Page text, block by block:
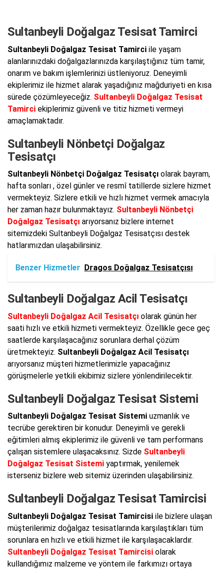
Sultanbeyli Doğalgaz Tesisat Tamirci
Sultanbeyli Doğalgaz Tesisat Tamirci ile yaşam
alanlarınızdaki doğalgazlarınızda karşılaştığınız tüm tamir,
onarım ve bakım işlemlerinizi üstleniyoruz. Deneyimli
ekiplerimiz ile hizmet alarak yaşadığınız mağduriyeti en kısa
sürede çözümleyeceğiz. Sultanbeyli Doğalgaz Tesisat
Tamirci ekiplerimiz güvenli ve titiz hizmeti vermeyi
amaçlamaktadır.
Sultanbeyli Nönbetçi Doğalgaz
Tesisatçı
Sultanbeyli Nönbetçi Doğalgaz Tesisatçı olarak bayram,
hafta sonları , özel günler ve resmî tatillerde sizlere hizmet
vermekteyiz. Sizlere etkili ve hızlı hizmet vermek amacıyla
her zaman hazır bulunmaktayız. Sultanbeyli Nönbetçi
Doğalgaz Tesisatçı arıyorsanız bizlere internet
sitemizdeki Sultanbeyli Doğalgaz Tesisatçısı destek
hatlarımızdan ulaşabilirsiniz.
Benzer Hizmetler Dragos Doğalgaz Tesisatçısı
Sultanbeyli Doğalgaz Acil Tesisatçı
Sultanbeyli Doğalgaz Acil Tesisatçı olarak günün her
saati hızlı ve etkili hizmeti vermekteyiz. Özellikle gece geç
saatlerde karşılaşacağınız sorunlara derhal çözüm
üretmekteyiz. Sultanbeyli Doğalgaz Acil Tesisatçı
arıyorsanız müşteri hizmetlerimizle yapacağınız
görüşmelerle yetkili ekibimiz sizlere yönlendirilecektir.
Sultanbeyli Doğalgaz Tesisat Sistemi
Sultanbeyli Doğalgaz Tesisat Sistemi uzmanlık ve
tecrübe gerektiren bir konudur. Deneyimli ve gerekli
eğitimleri almış ekiplerimiz ile güvenli ve tam performans
çalışan sistemlere ulaşacaksınız. Sizde Sultanbeyli
Doğalgaz Tesisat Sistemi yaptırmak, yenilemek
isterseniz bizlere web sitemiz üzerinden ulaşabilirsiniz.
Sultanbeyli Doğalgaz Tesisat Tamircisi
Sultanbeyli Doğalgaz Tesisat Tamircisi ile bizlere ulaşan
müşterilerimiz doğalgaz tesisatlarında karşılaştıkları tüm
sorunlara en hızlı ve etkili hizmet ile karşılaşacaklardır.
Sultanbeyli Doğalgaz Tesisat Tamircisi olarak
kullandığımız malzeme ve yöntem ile farkımızı ortaya